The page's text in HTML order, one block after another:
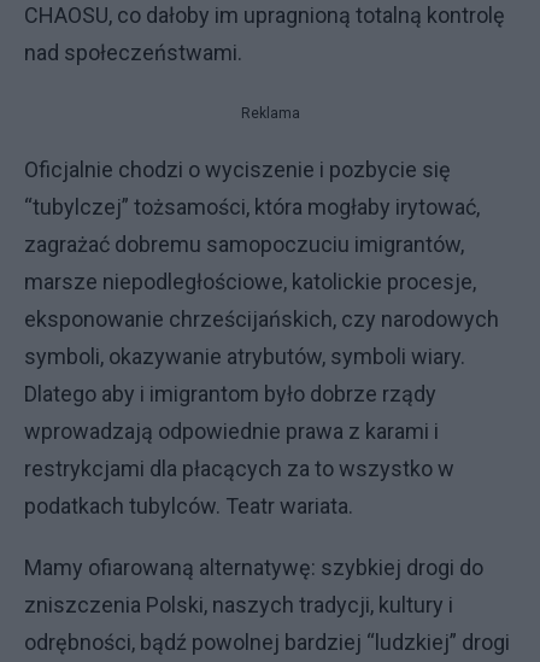
CHAOSU, co dałoby im upragnioną totalną kontrolę
nad społeczeństwami.
Reklama
Oficjalnie chodzi o wyciszenie i pozbycie się
“tubylczej” tożsamości, która mogłaby irytować,
zagrażać dobremu samopoczuciu imigrantów,
marsze niepodległościowe, katolickie procesje,
eksponowanie chrześcijańskich, czy narodowych
symboli, okazywanie atrybutów, symboli wiary.
Dlatego aby i imigrantom było dobrze rządy
wprowadzają odpowiednie prawa z karami i
restrykcjami dla płacących za to wszystko w
podatkach tubylców. Teatr wariata.
Mamy ofiarowaną alternatywę: szybkiej drogi do
zniszczenia Polski, naszych tradycji, kultury i
odrębności, bądź powolnej bardziej “ludzkiej” drogi